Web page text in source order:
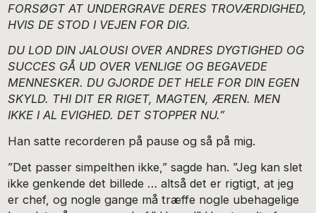
FORSØGT AT UNDERGRAVE DERES TROVÆRDIGHED,
HVIS DE STOD I VEJEN FOR DIG.
DU LOD DIN JALOUSI OVER ANDRES DYGTIGHED OG
SUCCES GÅ UD OVER VENLIGE OG BEGAVEDE
MENNESKER. DU GJORDE DET HELE FOR DIN EGEN
SKYLD. THI DIT ER RIGET, MAGTEN, ÆREN. MEN
IKKE I AL EVIGHED. DET STOPPER NU.”
Han satte recorderen på pause og så på mig.
”Det passer simpelthen ikke,” sagde han. ”Jeg kan slet
ikke genkende det billede … altså det er rigtigt, at jeg
er chef, og nogle gange må træffe nogle ubehagelige